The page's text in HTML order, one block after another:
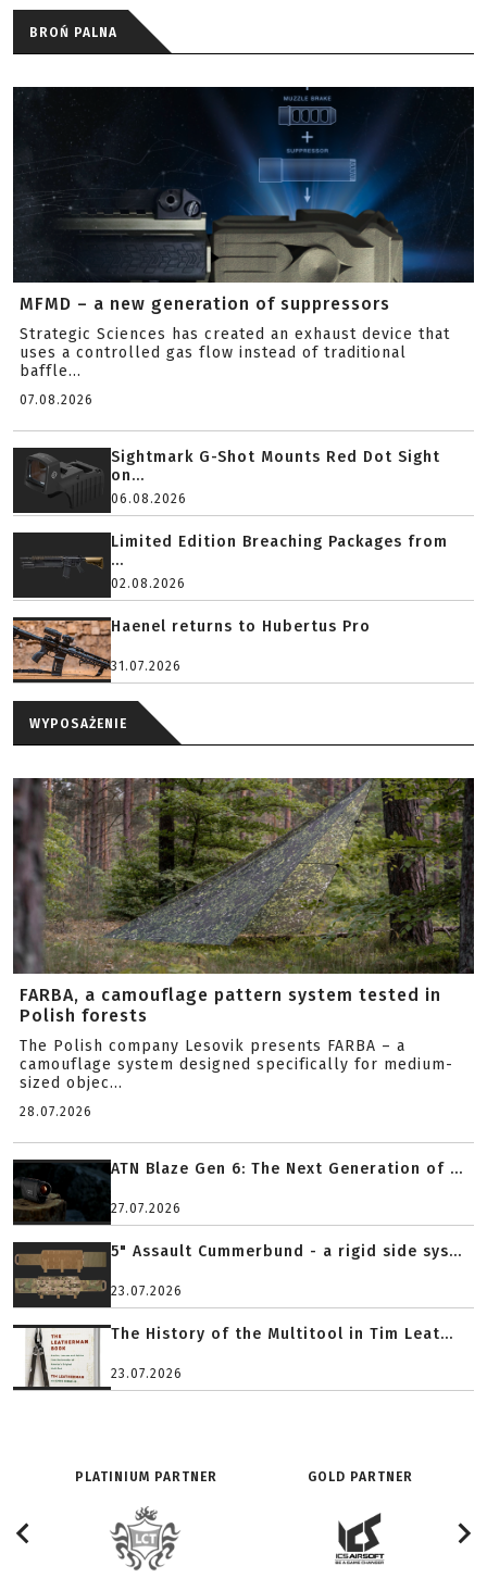
BROŃ PALNA
MFMD – a new generation of suppressors
Strategic Sciences has created an exhaust device that
uses a controlled gas flow instead of traditional
baffle...
07.08.2026
Sightmark G-Shot Mounts Red Dot Sight
on...
06.08.2026
Limited Edition Breaching Packages from
...
02.08.2026
Haenel returns to Hubertus Pro
31.07.2026
WYPOSAŻENIE
FARBA, a camouflage pattern system tested in
Polish forests
The Polish company Lesovik presents FARBA – a
camouflage system designed specifically for medium-
sized objec...
28.07.2026
ATN Blaze Gen 6: The Next Generation of ...
27.07.2026
5" Assault Cummerbund - a rigid side sys...
23.07.2026
The History of the Multitool in Tim Leat...
23.07.2026
PLATINIUM PARTNER GOLD PARTNER